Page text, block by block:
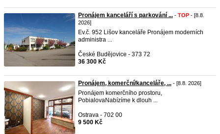
Pronájem kanceláří s parkování ... - TOP - [8.8.
2026]
Ev.č. 952 Lišov kanceláře Pronájem moderních
administra ...
České Budějovice - 373 72
36 300 Kč
Pronájem, komerční/kanceláře, ... - [8.8. 2026]
Pronájem komerčního prostoru,
PobialovaNabízíme k dlouh ...
Ostrava - 702 00
9 500 Kč